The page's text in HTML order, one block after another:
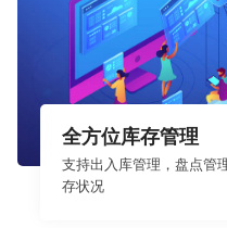
全方位库存管理
支持出入库管理，盘点管
存状况